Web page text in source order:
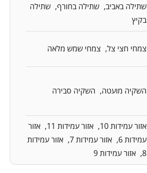
שתילה באביב שתילה בחורף שתילה
בקיץ
צמחי חצי צל צמחי שמש מלאה
השקיה מועטה השקיה סבירה
אזור עמידות 10 אזור עמידות 11
אזור
עמידות 6
אזור עמידות 7
אזור עמידות
8 אזור עמידות 9